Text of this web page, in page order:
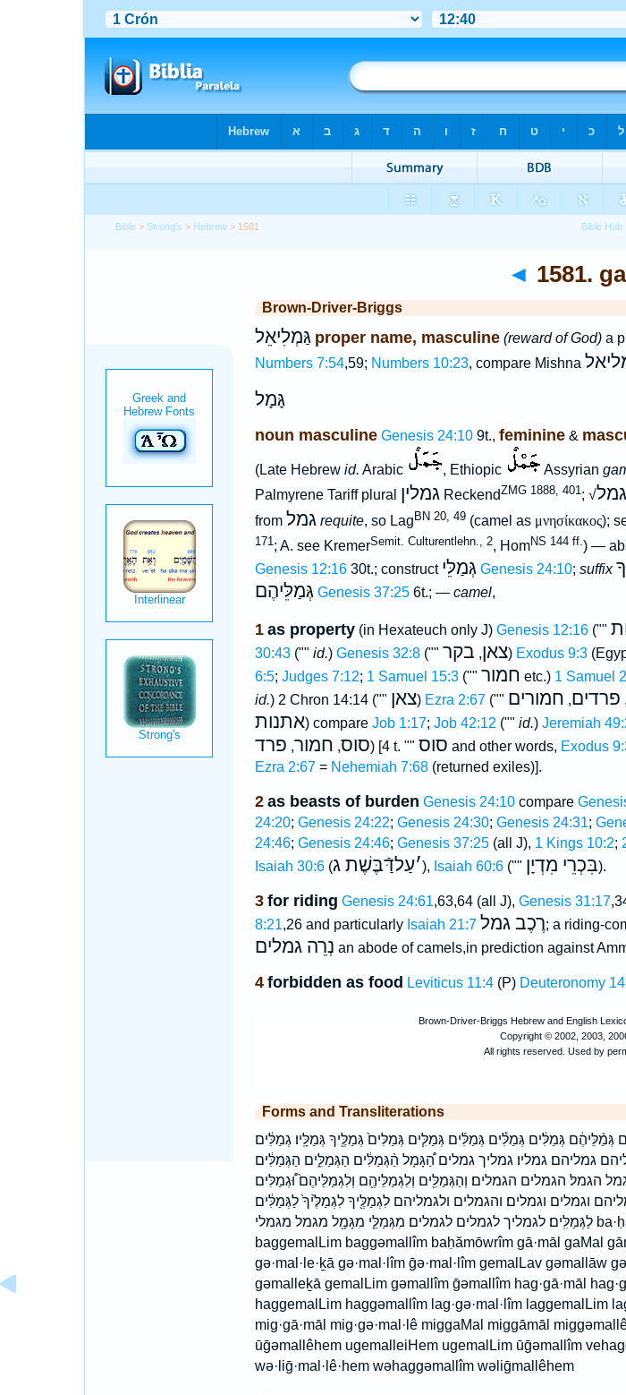
Bible > Strong's > Hebrew > 1581
◄ 1581.
Brown-Driver-Briggs
גַּמְלִיאֵל proper name, masculine (reward of God)a
Numbers 7:54,59; Numbers 10:23, compare Mishna
גָּמָל
noun masculine Genesis 24:109t., feminine&
(Late Hebrew id. Arabic , Ethiopic Assyrian
Palmyrene Tariff plural גמליןReckendZMG 1888, 401; √גמל
from גמל requite, so LagBN 20, 49(camel as μνησίκακος);
171; A. see KremerSemit. Culturentlehn., 2, HomNS 144 ff. ) —
Genesis 12:1630t.; construct גְּמַלֵּי Genesis 24:10; suffix
גְּמַלֵּיהֶם Genesis 37:256t.; — camel,
1 as property(in Hexateuch only J) Genesis 12:16(""
30:43("" id.) Genesis 32:8("" צאן, בקר ) Exodus 9:3
6:5; Judges 7:12; 1 Samuel 15:3("" חמור etc.) 1 Samuel
id.) 2 Chron 14:14 ("" צאן) Ezra 2:67("" , פרדים, חמורים
אתנות) compare Job 1:17; Job 42:12 ("" id.) Jeremiah
סוס, חמור, פרד ) [4 t. "" סוס and other words, Exodus
Ezra 2:67= Nehemiah 7:68(returned exiles)].
2 as beasts of burden Genesis 24:10compare
24:20; Genesis 24:22; Genesis 24:30; Genesis 24:31;
24:46; Genesis 24:46; Genesis 37:25(all J), 1 Kings 10:2;
Isaiah 30:6( ׳עַלדַּֿבֶּשֶׁת ג ), Isaiah 60:6("" בִּכְרֵי מִדְיָן).
3 for riding Genesis 24:61,63,64 (all J), Genesis 31:17
8:21,26 and particularly Isaiah 21:7 רֶכֶב גמל; a riding-
נְרֵה גמלים an abode of camels,in prediction against
4 forbidden as food Leviticus 11:4(P) Deuteronomy
Forms and Transliterations
גְּמַלִּ֔ים גְּמַלִּ֕ים גְּמַלִּ֜ים גְּמַלִּ֧ים גְּמַלִּים֙ גְּמַלֶּ֖יךָ גְּמַלָּֽיו׃ גְמַלִּ֔ים
גמליהם׃ גמליו׃ גמליך גמלים הַ֠גָּמָל הַ֨גְּמַלִּ֔ים הַגְּמַלִּ֑ים הַגְּמַלִּ֔ים
הגמל׃ הגמלים הגמלים׃ וְהַגְּמַלִּ֖ים וְלִגְמַלֵּיהֶ֖ם וְלִגְמַלֵּיהֶם֙ וּ֠גְמַלִּים
וגמלים וגמלים׃ והגמלים ולגמליהם לִגְמַלֶּ֖יךָ לִגְמַלֶּ֙יךָ֙ לַגְּמַלִּ֔ים
לַגְּמַלִּֽים׃ לגמליך לגמלים לגמלים׃ מִגְּמַלֵּ֤י מִגָּמָ֖ל מגמל מגמלי ba·ḥă·mō·w·rîm bachamoRim bag·gə·mal·lîm
baggemalLim baggəmallîm baḥămōwrîm gā·māl gaMal
gə·mal·le·ḵā gə·mal·lîm ḡə·mal·lîm gemalLav
gəmalleḵā gemalLim gəmallîm ḡəmallîm hag·gā·māl
haggemalLim haggəmallîm lag·gə·mal·lîm laggemalLim
mig·gā·māl mig·gə·mal·lê miggaMal miggāmāl
ūḡəmallêhem ugemalleiHem ugemalLim ūḡəmallîm
wə·liḡ·mal·lê·hem wəhaggəmallîm wəliḡmallêhem